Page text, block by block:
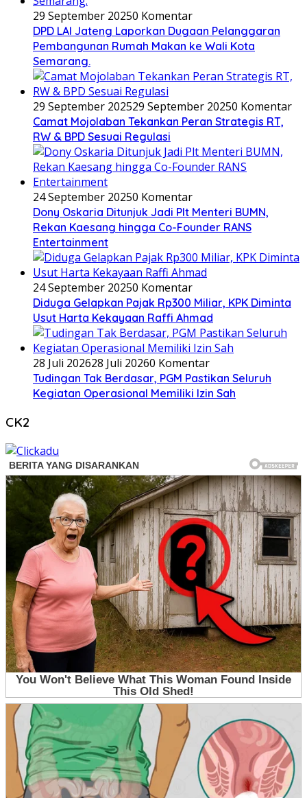
29 September 20250 Komentar
DPD LAI Jateng Laporkan Dugaan Pelanggaran
Pembangunan Rumah Makan ke Wali Kota
Semarang.
29 September 202529 September 20250 Komentar
Camat Mojolaban Tekankan Peran Strategis RT,
RW & BPD Sesuai Regulasi
24 September 20250 Komentar
Dony Oskaria Ditunjuk Jadi Plt Menteri BUMN,
Rekan Kaesang hingga Co-Founder RANS
Entertainment
24 September 20250 Komentar
Diduga Gelapkan Pajak Rp300 Miliar, KPK Diminta
Usut Harta Kekayaan Raffi Ahmad
28 Juli 202628 Juli 20260 Komentar
Tudingan Tak Berdasar, PGM Pastikan Seluruh
Kegiatan Operasional Memiliki Izin Sah
CK2